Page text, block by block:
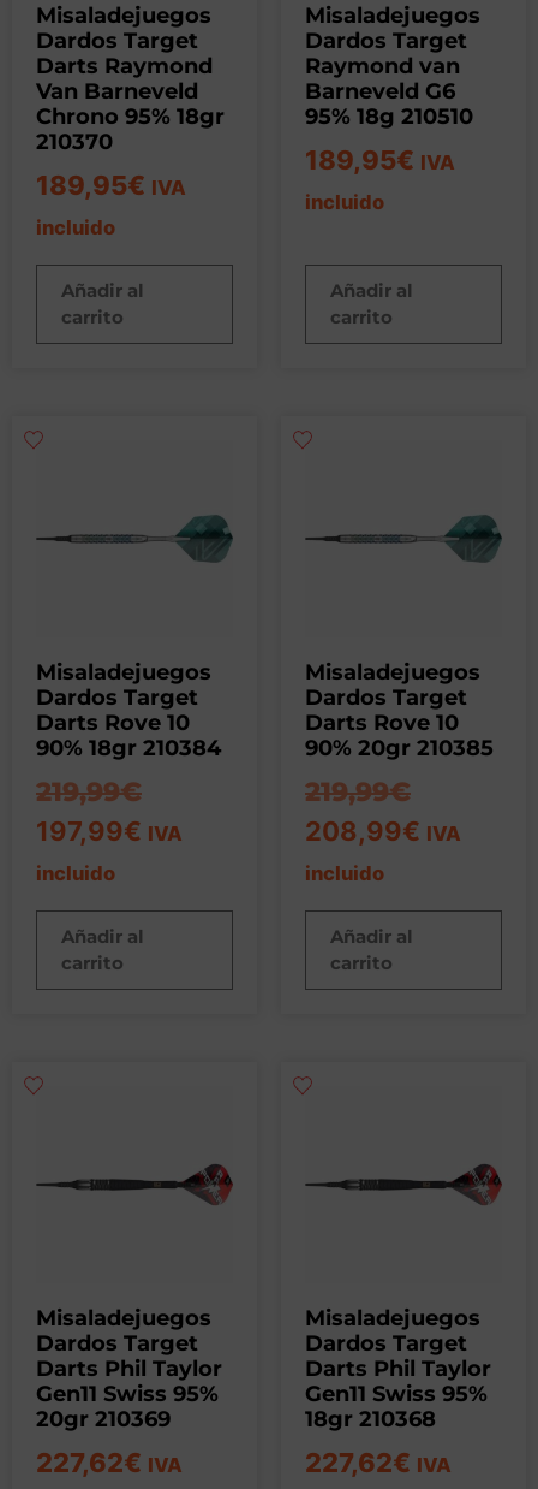
Misaladejuegos
Dardos Target
Darts Raymond
Van Barneveld
Chrono 95% 18gr
210370
189,95€ IVA
incluido
Añadir al
carrito
Misaladejuegos
Dardos Target
Raymond van
Barneveld G6
95% 18g 210510
189,95€ IVA
incluido
Añadir al
carrito
Misaladejuegos
Dardos Target
Darts Rove 10
90% 18gr 210384
219,99€
197,99€ IVA
incluido
Añadir al
carrito
Misaladejuegos
Dardos Target
Darts Rove 10
90% 20gr 210385
219,99€
208,99€ IVA
incluido
Añadir al
carrito
Misaladejuegos
Dardos Target
Darts Phil Taylor
Gen11 Swiss 95%
20gr 210369
227,62€ IVA
Misaladejuegos
Dardos Target
Darts Phil Taylor
Gen11 Swiss 95%
18gr 210368
227,62€ IVA